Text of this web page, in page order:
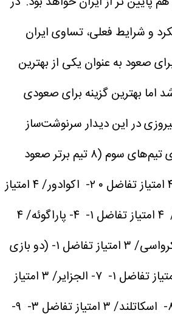
و شرایط فعلی، تساوی ایران
صعود به عنوان یکی از بهترین
اما بهترین گزینه برای صعودی
در این دیدار سرنوشت‌ساز
جدول رده‌بندی تیم‌های سوم (۸ تیم برتر صعود
۲- اکوادور/ ۴ امتیاز
۴- پاراگوئه/ ۴
۵- کرواسی/ ۳ امتیاز تفاضل ۱- (دو بازی
۷- الجزایر/ ۳ امتیاز
تفاضل ۳-
۹-